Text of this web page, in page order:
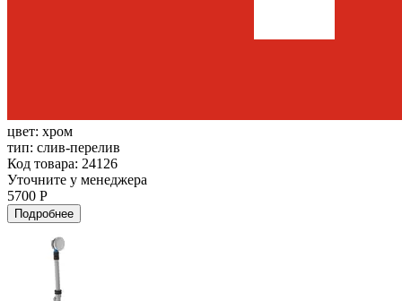
цвет: хром
тип: слив-перелив
Код товара: 24126
Уточните у менеджера
5700 Р
Подробнее